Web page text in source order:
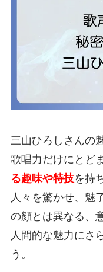
三山ひろしさんの
歌唱力だけにとど
る趣味や特技を持
人々を驚かせ、魅
の顔とは異なる、
人間的な魅力にさ
う。